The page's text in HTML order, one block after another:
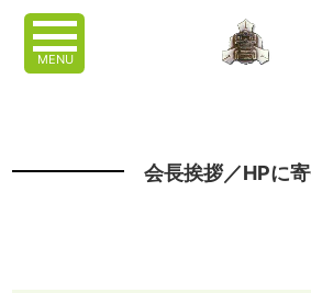
MENU
会長挨拶／HPに